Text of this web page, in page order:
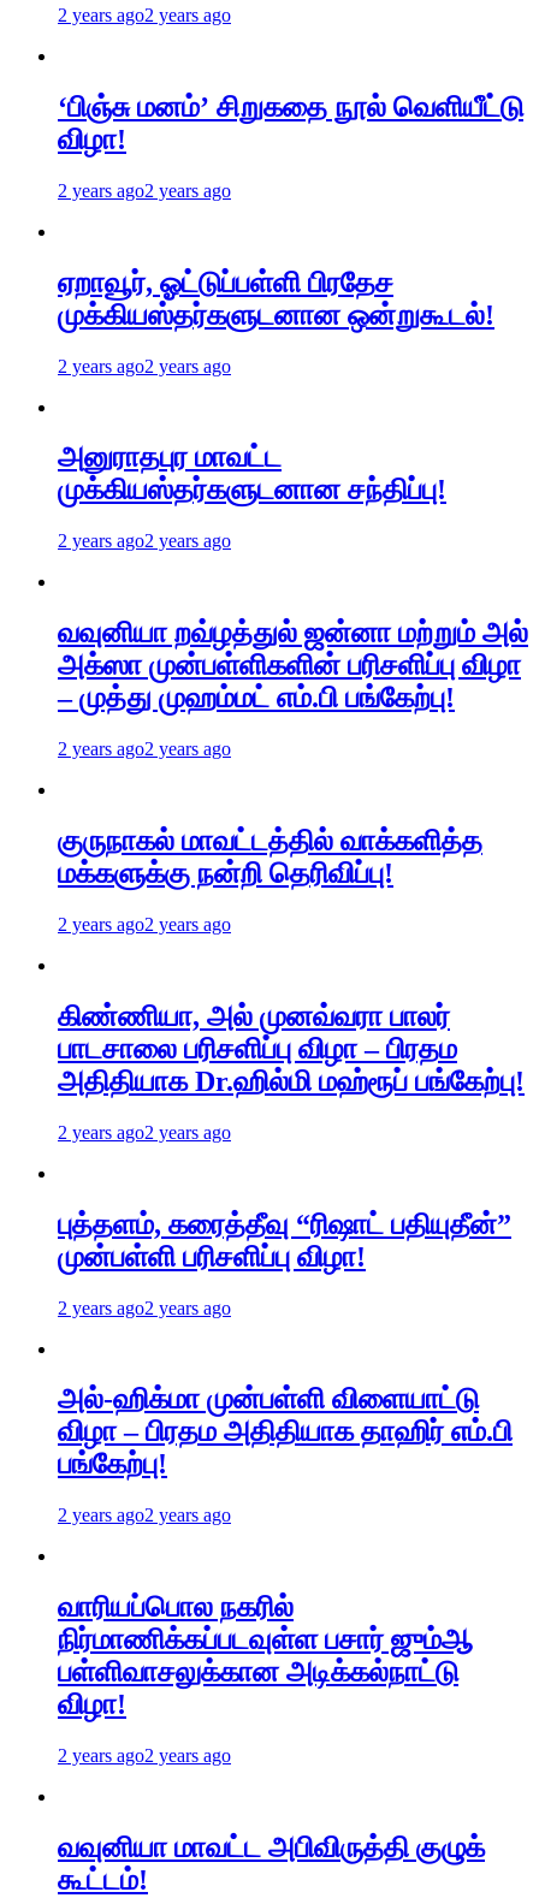
2 years ago2 years ago
‘பிஞ்சு மனம்’ சிறுகதை நூல் வெளியீட்டு
விழா!
2 years ago2 years ago
ஏறாவூர், ஓட்டுப்பள்ளி பிரதேச
முக்கியஸ்தர்களுடனான ஒன்றுகூடல்!
2 years ago2 years ago
அனுராதபுர மாவட்ட
முக்கியஸ்தர்களுடனான சந்திப்பு!
2 years ago2 years ago
வவுனியா றவ்ழத்துல் ஜன்னா மற்றும் அல்
அக்ஸா முன்பள்ளிகளின் பரிசளிப்பு விழா
– முத்து முஹம்மட் எம்.பி பங்கேற்பு!
2 years ago2 years ago
குருநாகல் மாவட்டத்தில் வாக்களித்த
மக்களுக்கு நன்றி தெரிவிப்பு!
2 years ago2 years ago
கிண்ணியா, அல் முனவ்வரா பாலர்
பாடசாலை பரிசளிப்பு விழா – பிரதம
அதிதியாக Dr.ஹில்மி மஹ்ரூப் பங்கேற்பு!
2 years ago2 years ago
புத்தளம், கரைத்தீவு “ரிஷாட் பதியுதீன்”
முன்பள்ளி பரிசளிப்பு விழா!
2 years ago2 years ago
அல்-ஹிக்மா முன்பள்ளி விளையாட்டு
விழா – பிரதம அதிதியாக தாஹிர் எம்.பி
பங்கேற்பு!
2 years ago2 years ago
வாரியப்பொல நகரில்
நிர்மாணிக்கப்படவுள்ள பசார் ஜும்ஆ
பள்ளிவாசலுக்கான அடிக்கல்நாட்டு
விழா!
2 years ago2 years ago
வவுனியா மாவட்ட அபிவிருத்தி குழுக்
கூட்டம்!